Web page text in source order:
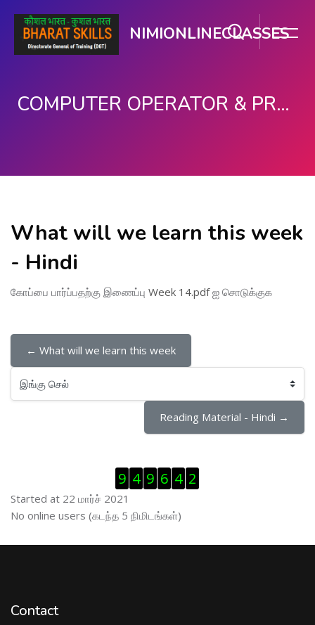
NIMIONLINECLASSES
COMPUTER OPERATOR & PROGRAMMING ASSISTANT (COPA)
What will we learn this week
- Hindi
கோப்பை பார்ப்பதற்கு இணைப்பு Week 14.pdfஐ சொடுக்குக
← What will we learn this week
இங்கு செல்
Reading Material - Hindi →
Visitor Counter ஐத் தவிர்
9 4 9 6 4 2
Started at 22 மார்ச் 2021
இணைப்புநிலைப் பயனாளர் ஐத் தவிர்
No online users (கடந்த 5 நிமிடங்கள்)
Contact